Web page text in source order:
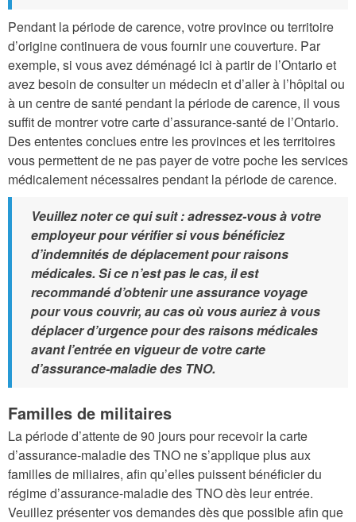
Pendant la période de carence, votre province ou territoire
d’origine continuera de vous fournir une couverture. Par
exemple, si vous avez déménagé ici à partir de l’Ontario et
avez besoin de consulter un médecin et d’aller à l’hôpital ou
à un centre de santé pendant la période de carence, il vous
suffit de montrer votre carte d’assurance-santé de l’Ontario.
Des ententes conclues entre les provinces et les territoires
vous permettent de ne pas payer de votre poche les services
médicalement nécessaires pendant la période de carence.
Veuillez noter ce qui suit : adressez-vous à votre
employeur pour vérifier si vous bénéficiez
d’indemnités de déplacement pour raisons
médicales. Si ce n’est pas le cas, il est
recommandé d’obtenir une assurance voyage
pour vous couvrir, au cas où vous auriez à vous
déplacer d’urgence pour des raisons médicales
avant l’entrée en vigueur de votre carte
d’assurance-maladie des TNO.
Familles de militaires
La période d’attente de 90 jours pour recevoir la carte
d’assurance-maladie des TNO ne s’applique plus aux
familles de miliaires, afin qu’elles puissent bénéficier du
régime d’assurance-maladie des TNO dès leur entrée.
Veuillez présenter vos demandes dès que possible afin que